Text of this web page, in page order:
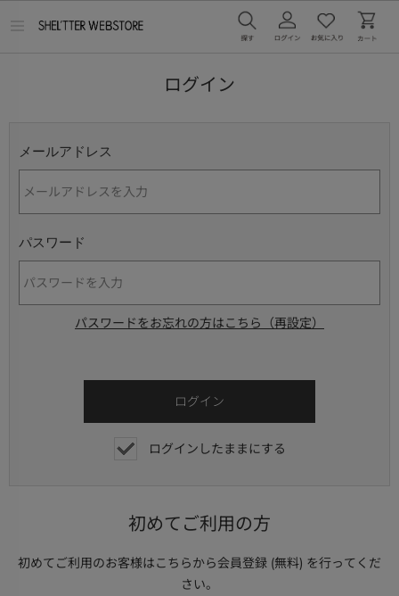
ログイン
メールアドレス
パスワード
パスワードをお忘れの方はこちら（再設定）
ログインしたままにする
初めてご利用の方
初めてご利用のお客様はこちらから会員登録 (無料) を行ってくだ
さい。